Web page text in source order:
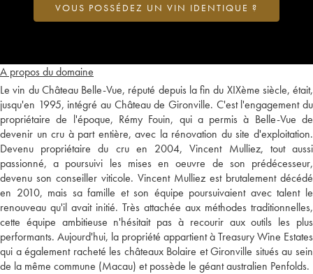
A propos du domaine
Le vin du Château Belle-Vue, réputé depuis la fin du XIXème siècle, était,
jusqu'en 1995, intégré au Château de Gironville. C'est l'engagement du
propriétaire de l'époque, Rémy Fouin, qui a permis à Belle-Vue de
devenir un cru à part entière, avec la rénovation du site d'exploitation.
Devenu propriétaire du cru en 2004, Vincent Mulliez, tout aussi
passionné, a poursuivi les mises en oeuvre de son prédécesseur,
devenu son conseiller viticole. Vincent Mulliez est brutalement décédé
en 2010, mais sa famille et son équipe poursuivaient avec talent le
renouveau qu'il avait initié. Très attachée aux méthodes traditionnelles,
cette équipe ambitieuse n'hésitait pas à recourir aux outils les plus
performants. Aujourd'hui, la propriété appartient à Treasury Wine Estates
qui a également racheté les châteaux Bolaire et Gironville situés au sein
de la même commune (Macau) et possède le géant australien Penfolds.
VOUS POSSÉDEZ UN VIN IDENTIQUE ?